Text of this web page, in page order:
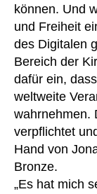
können. Und
und Freiheit
des Digitalen
Bereich der
dafür ein,
weltweite
wahrnehmen.
verpflichtet
Hand von
Bronze.
„Es hat mich